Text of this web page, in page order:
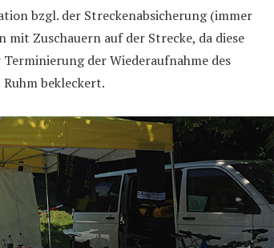
bzgl. der Streckenabsicherung (immer
Zuschauern auf der Strecke, da diese
der Wiederaufnahme des
bekleckert.